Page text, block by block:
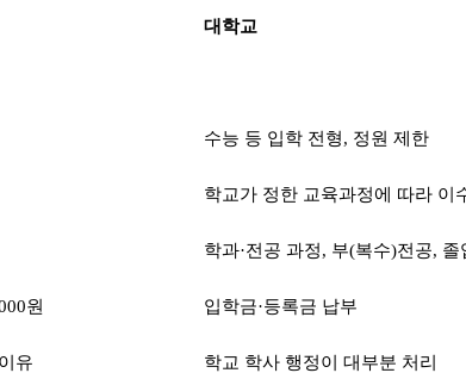
대학교
수능 등 입학 전형, 정원 제한
학교가 정한 교육과정에 따라 이
학과·전공 과정, 부(복수)전공, 졸
원 입학금·등록금 납부
유 학교 학사 행정이 대부분 처리